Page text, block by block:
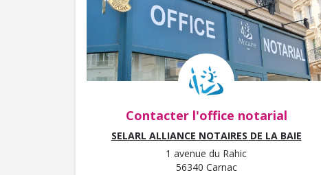
Contacter l'office notarial
SELARL ALLIANCE NOTAIRES DE LA BAIE
1 avenue du Rahic
56340 Carnac